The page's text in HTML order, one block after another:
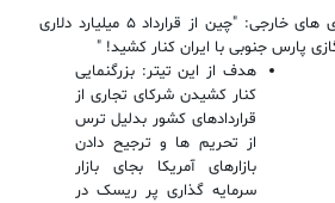
خبرگزاری های خارجی: "چین از قرارداد ۵ میلیارد دلاری
پارس جنوبی با ایران کنار کشید! "
هدف از این تیتر: بزرگنمایی
کنار کشیدن شرکای تجاری از
قراردادهای کشور بدلیل ترس
از تحریم ها و ترجیح دادن
بازارهای آمریکا بجای بازار
سرمایه گذاری پر ریسک در